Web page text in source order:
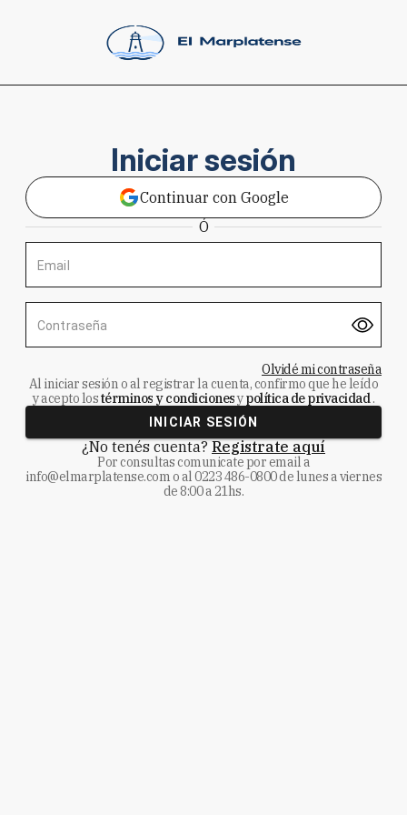
Iniciar sesión
Continuar con Google
Ó
Email
Contraseña
Olvidé mi contraseña
Al iniciar sesión o al registrar la cuenta, confirmo que he leído
y acepto lostérminos y condicionesypolítica de privacidad.
INICIAR SESIÓN
¿No tenés cuenta? Registrate aquí
Por consultas comunicate por email a
info@elmarplatense.como al0223 486-0800de lunes a viernes
de 8:00 a 21hs.